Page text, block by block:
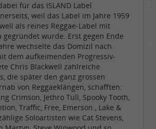
für das ISLAND Label
weil das Label im Jahre 1959
als reines Reggae-Label mit
gegründet wurde. Erst gegen Ende
wechselte das Domizil nach
dem aufkeimenden Progressiv-
Chris Blackwell zahlreiche
die später den ganz grossen
von Reggaeklängen, schafften:
Crimson, Jethro Tull, Spooky Tooth,
Traffic, Free, Emerson., Lake &
Soloartisten wie Cat Stevens,